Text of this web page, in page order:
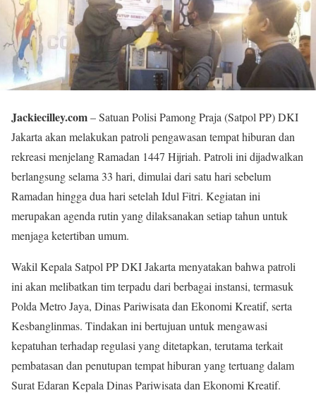
Jackiecilley.com– Satuan Polisi Pamong Praja (Satpol PP) DKI
Jakarta akan melakukan patroli pengawasan tempat hiburan dan
rekreasi menjelang Ramadan 1447 Hijriah. Patroli ini dijadwalkan
berlangsung selama 33 hari, dimulai dari satu hari sebelum
Ramadan hingga dua hari setelah Idul Fitri. Kegiatan ini
merupakan agenda rutin yang dilaksanakan setiap tahun untuk
menjaga ketertiban umum.
Wakil Kepala Satpol PP DKI Jakarta menyatakan bahwa patroli
ini akan melibatkan tim terpadu dari berbagai instansi, termasuk
Polda Metro Jaya, Dinas Pariwisata dan Ekonomi Kreatif, serta
Kesbanglinmas. Tindakan ini bertujuan untuk mengawasi
kepatuhan terhadap regulasi yang ditetapkan, terutama terkait
pembatasan dan penutupan tempat hiburan yang tertuang dalam
Surat Edaran Kepala Dinas Pariwisata dan Ekonomi Kreatif.